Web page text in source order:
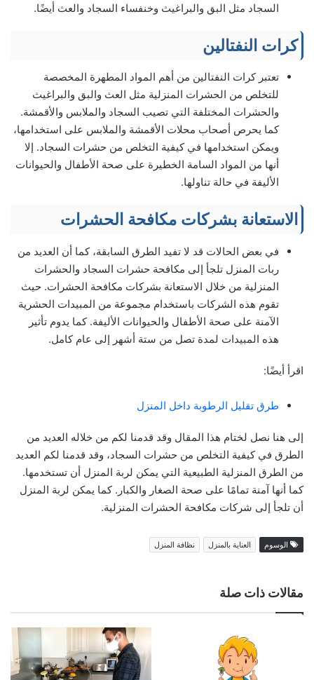
السجاد مثل البق والبراغيث وخنفساء السجاد والعث أيضًا.
كرات النفتالين
تعتبر كرات النفتالين من أهم المواد المطهرة المخصصة
للتخلص من الحشرات المنزلية مثل العث والبق والبراغيث
والحشرات المختلفة التي تصيب السجاد والملابس والأقمشة.
كما يحرص أصحاب محلات الأقمشة والملابس على استخدامها،
ويمكن استخدامها في كيفية التخلص من حشرات السجاد. إلا
أنها من المواد السامة الخطيرة على صحة الأطفال والحيوانات
الأليفة في حالة تناولها.
الاستعانة بشركات مكافحة الحشرات
في بعض الحالات قد لا تفيد الطرق السابقة، كما أن العديد من
ربات المنزل تلجأ إلى مكافحة حشرات السجاد والحشرات
المنزلية من خلال الاستعانة بشركات مكافحة الحشرات. حيث
تقوم هذه الشركات باستخدام مجموعة من المبيدات الحشرية
الآمنة على صحة الأطفال والحيوانات الأليفة. كما يدوم تأثير
هذه المبيدات لمدة تصل من ستة أشهر إلى عام كامل.
اقرأ أيضًا:
طرق تقليل الرطوبة داخل المنزل
إلى هنا نصل لختام هذا المقال وقد قدمنا لكم من خلاله العديد من
الطرق في كيفية التخلص من حشرات السجاد، وقد قدمنا لكم العديد
من الطرق المنزلية الطبيعية التي يمكن لربة المنزل أن تستخدمها.
كما أنها آمنة تمامًا على صحة الصغار والكبار. كما يمكن لربة المنزل
أن تلجأ إلى شركات مكافحة الحشرات المنزلية.
الوسوم العناية بالمنزل نظافة المنزل
مقالات ذات صلة